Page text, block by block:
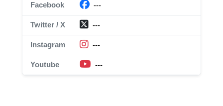
Facebook ---
Twitter / X ---
Instagram ---
Youtube ---